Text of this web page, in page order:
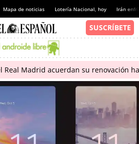
Mapa de noticias Lotería Nacional, hoy Irán
Real Madrid acuerdan su renovación